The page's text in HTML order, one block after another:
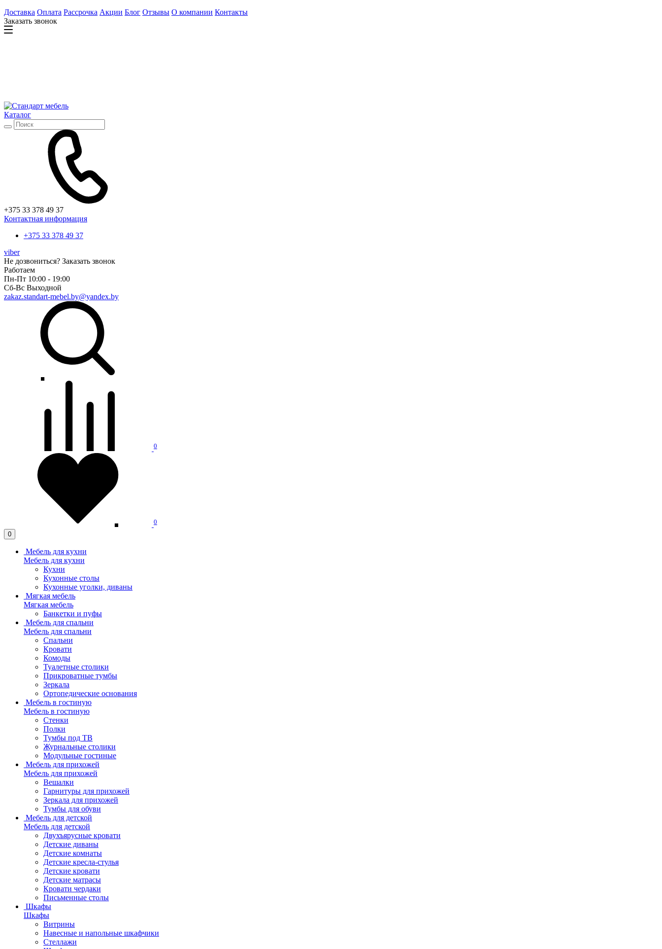
Доставка Оплата Рассрочка Акции Блог Отзывы О компании Контакты
Заказать звонок
Каталог
+375 33 378 49 37
Контактная информация
+375 33 378 49 37
viber
Не дозвониться? Заказать звонок
Работаем
Пн-Пт 10:00 - 19:00
Сб-Вс Выходной
zakaz.standart-mebel.by@yandex.by
0
0
0
Мебель для кухни
Мебель для кухни
Кухни
Кухонные столы
Кухонные уголки, диваны
Мягкая мебель
Мягкая мебель
Банкетки и пуфы
Мебель для спальни
Мебель для спальни
Спальни
Кровати
Комоды
Туалетные столики
Прикроватные тумбы
Зеркала
Ортопедические основания
Мебель в гостиную
Мебель в гостиную
Стенки
Полки
Тумбы под ТВ
Журнальные столики
Модульные гостиные
Мебель для прихожей
Мебель для прихожей
Вешалки
Гарнитуры для прихожей
Зеркала для прихожей
Тумбы для обуви
Мебель для детской
Мебель для детской
Двухъярусные кровати
Детские диваны
Детские комнаты
Детские кресла-стулья
Детские кровати
Детские матрасы
Кровати чердаки
Письменные столы
Шкафы
Шкафы
Витрины
Навесные и напольные шкафчики
Стеллажи